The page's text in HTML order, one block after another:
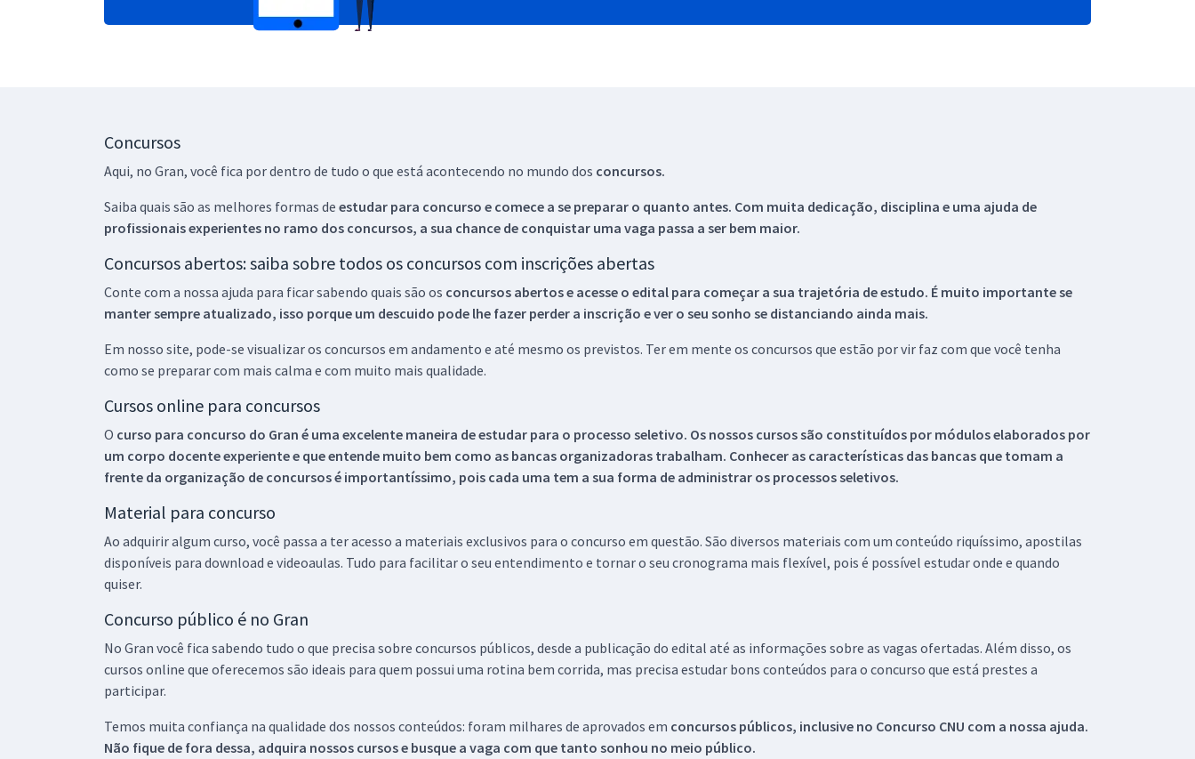
Concursos
Aqui, no Gran, você fica por dentro de tudo o que está acontecendo no mundo dos concursos.
Saiba quais são as melhores formas de estudar para concurso e comece a se preparar o quanto antes. Com muita dedicação, disciplina e uma ajuda de
profissionais experientes no ramo dos concursos, a sua chance de conquistar uma vaga passa a ser bem maior.
Concursos abertos: saiba sobre todos os concursos com inscrições abertas
Conte com a nossa ajuda para ficar sabendo quais são os concursos abertos e acesse o edital para começar a sua trajetória de estudo. É muito importante se
manter sempre atualizado, isso porque um descuido pode lhe fazer perder a inscrição e ver o seu sonho se distanciando ainda mais.
Em nosso site, pode-se visualizar os concursos em andamento e até mesmo os previstos. Ter em mente os concursos que estão por vir faz com que você tenha
como se preparar com mais calma e com muito mais qualidade.
Cursos online para concursos
O curso para concurso do Gran é uma excelente maneira de estudar para o processo seletivo. Os nossos cursos são constituídos por módulos elaborados por
um corpo docente experiente e que entende muito bem como as bancas organizadoras trabalham. Conhecer as características das bancas que tomam a
frente da organização de concursos é importantíssimo, pois cada uma tem a sua forma de administrar os processos seletivos.
Material para concurso
Ao adquirir algum curso, você passa a ter acesso a materiais exclusivos para o concurso em questão. São diversos materiais com um conteúdo riquíssimo, apostilas
disponíveis para download e videoaulas. Tudo para facilitar o seu entendimento e tornar o seu cronograma mais flexível, pois é possível estudar onde e quando
quiser.
Concurso público é no Gran
No Gran você fica sabendo tudo o que precisa sobre concursos públicos, desde a publicação do edital até as informações sobre as vagas ofertadas. Além disso, os
cursos online que oferecemos são ideais para quem possui uma rotina bem corrida, mas precisa estudar bons conteúdos para o concurso que está prestes a
participar.
Temos muita confiança na qualidade dos nossos conteúdos: foram milhares de aprovados em concursos públicos, inclusive no Concurso CNU com a nossa ajuda.
Não fique de fora dessa, adquira nossos cursos e busque a vaga com que tanto sonhou no meio público.